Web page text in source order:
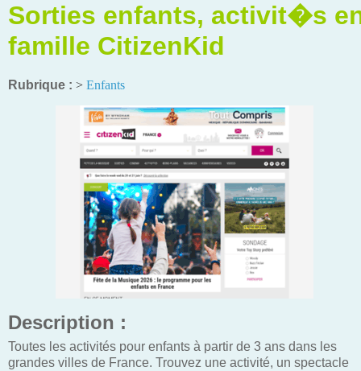
Sorties enfants, activit�s
famille CitizenKid
Rubrique : > Enfants
Description :
Toutes les activités pour enfants à partir de 3 ans dans les
grandes villes de France. Trouvez une activité, un spectacle